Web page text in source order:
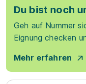
Du bist noch
Geh auf Nummer
Eignung checken
Mehr erfahren